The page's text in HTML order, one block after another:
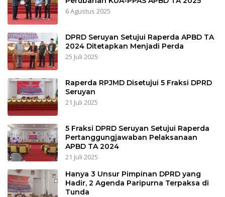
6 Agustus 2025
DPRD Seruyan Setujui Raperda APBD TA
2024 Ditetapkan Menjadi Perda
25 Juli 2025
Raperda RPJMD Disetujui 5 Fraksi DPRD
Seruyan
21 Juli 2025
5 Fraksi DPRD Seruyan Setujui Raperda
Pertanggungjawaban Pelaksanaan
APBD TA 2024
21 Juli 2025
Hanya 3 Unsur Pimpinan DPRD yang
Hadir, 2 Agenda Paripurna Terpaksa di
Tunda